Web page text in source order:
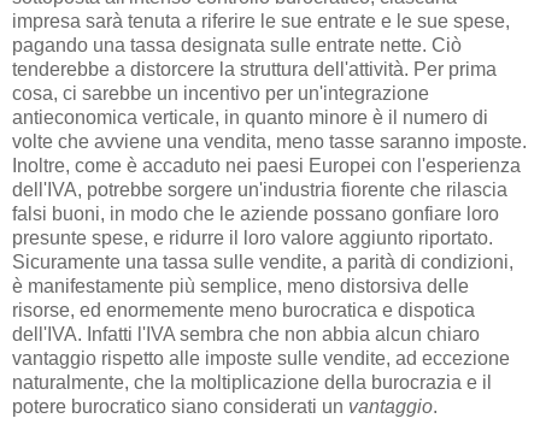
impresa sarà tenuta a riferire le sue entrate e le sue spese,
pagando una tassa designata sulle entrate nette. Ciò
tenderebbe a distorcere la struttura dell'attività. Per prima
cosa, ci sarebbe un incentivo per un'integrazione
antieconomica verticale, in quanto minore è il numero di
volte che avviene una vendita, meno tasse saranno imposte.
Inoltre, come è accaduto nei paesi Europei con l'esperienza
dell'IVA, potrebbe sorgere un'industria fiorente che rilascia
falsi buoni, in modo che le aziende possano gonfiare loro
presunte spese, e ridurre il loro valore aggiunto riportato.
Sicuramente una tassa sulle vendite, a parità di condizioni,
è manifestamente più semplice, meno distorsiva delle
risorse, ed enormemente meno burocratica e dispotica
dell'IVA. Infatti l'IVA sembra che non abbia alcun chiaro
vantaggio rispetto alle imposte sulle vendite, ad eccezione
naturalmente, che la moltiplicazione della burocrazia e il
potere burocratico siano considerati un vantaggio.